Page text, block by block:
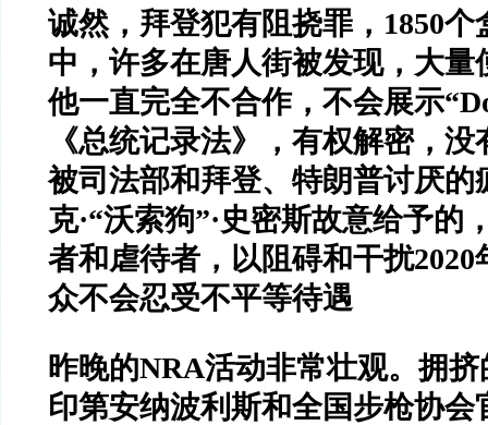
诚然，拜登犯有阻挠罪， 1850个
中，许多在唐人街被发现，大量
他一直完全不合作，不会展示
《总统记录法》，有权解密，
被司法部和拜登、特朗普讨厌的
克·“沃索狗”·史密斯故意给予的
者和虐待者，以阻碍和干扰2020
众不会忍受不平等待遇
昨晚的NRA活动非常壮观。拥挤
印第安纳波利斯和全国步枪协会